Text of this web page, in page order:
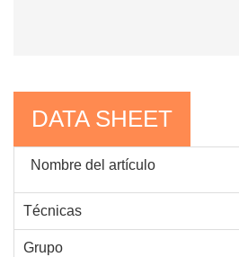
DATA SHEET
Nombre del artículo
Técnicas
Grupo